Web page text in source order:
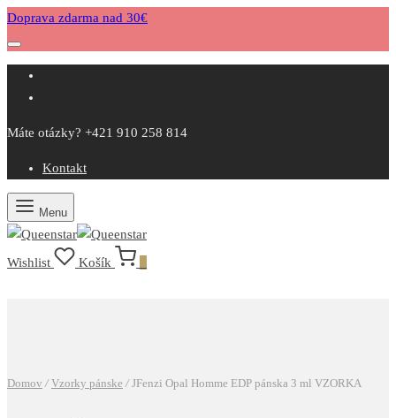
Doprava zdarma nad 30€
Máte otázky? +421 910 258 814
Kontakt
Menu
Wishlist Košík
Domov / Vzorky pánske /JFenzi Opal Homme EDP pánska 3 ml VZORKA